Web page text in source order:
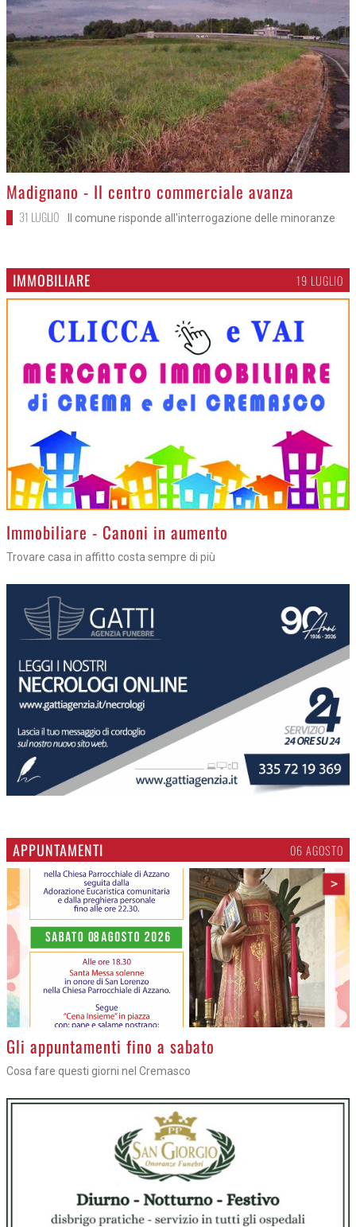
>Madignano - Il centro commerciale avanza
31 LUGLIO Il comune risponde all'interrogazione delle minoranze
IMMOBILIARE 19 LUGLIO
>Immobiliare - Canoni in aumento
Trovare casa in affitto costa sempre di più
APPUNTAMENTI 06 AGOSTO
>
Gli appuntamenti fino a sabato
Cosa fare questi giorni nel Cremasco